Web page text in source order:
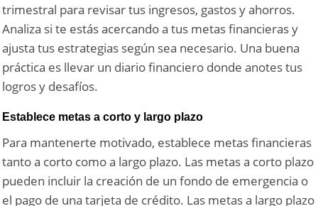
trimestral para revisar tus ingresos, gastos y ahorros.
Analiza si te estás acercando a tus metas financieras y
ajusta tus estrategias según sea necesario. Una buena
práctica es llevar un diario financiero donde anotes tus
logros y desafíos.
Establece metas a corto y largo plazo
Para mantenerte motivado, establece metas financieras
tanto a corto como a largo plazo. Las metas a corto plazo
pueden incluir la creación de un fondo de emergencia o
el pago de una tarjeta de crédito. Las metas a largo plazo